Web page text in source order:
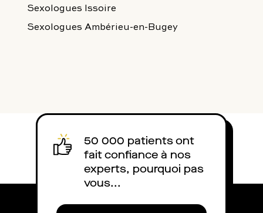
Sexologues Issoire
Sexologues Ambérieu-en-Bugey
50 000 patients ont
fait confiance à nos
experts, pourquoi pas
vous...